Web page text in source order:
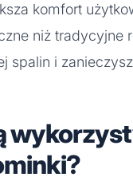
komfort
niż tradycyjne
spalin i